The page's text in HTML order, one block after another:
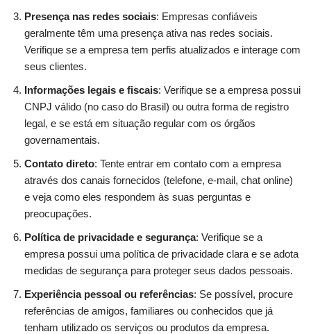
Presença nas redes sociais: Empresas confiáveis
geralmente têm uma presença ativa nas redes sociais.
Verifique se a empresa tem perfis atualizados e interage com
seus clientes.
Informações legais e fiscais: Verifique se a empresa possui
CNPJ válido (no caso do Brasil) ou outra forma de registro
legal, e se está em situação regular com os órgãos
governamentais.
Contato direto: Tente entrar em contato com a empresa
através dos canais fornecidos (telefone, e-mail, chat online)
e veja como eles respondem às suas perguntas e
preocupações.
Política de privacidade e segurança: Verifique se a
empresa possui uma política de privacidade clara e se adota
medidas de segurança para proteger seus dados pessoais.
Experiência pessoal ou referências: Se possível, procure
referências de amigos, familiares ou conhecidos que já
tenham utilizado os serviços ou produtos da empresa.